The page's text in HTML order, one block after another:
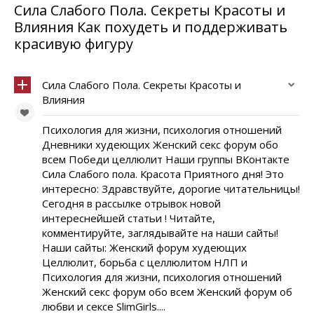
Сила Слабого Пола. Секреты Красоты и
Влияния Как похудеть и поддерживать
красивую фигуру
Сила Слабого Пола. Секреты Красоты и
Влияния
Психология для жизни, психология отношений
Дневники худеющих Женский секс форум обо
всем Победи целлюлит Наши группы ВКонтакте
Сила Слабого пола. Красота Приятного дня! Это
интересно: Здравствуйте, дорогие читательницы!
Сегодня в рассылке отрывок новой
интереснейшей статьи ! Читайте,
комментируйте, заглядывайте на наши сайты!
Наши сайты: Женский форум худеющих
Целлюлит, борьба с целлюлитом НЛП и
Психология для жизни, психология отношений
Женский секс форум обо всем Женский форум об
любви и сексе SlimGirls....